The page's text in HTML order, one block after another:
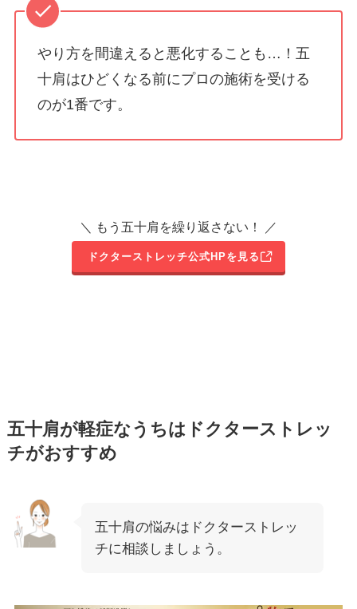
やり方を間違えると悪化することも…！五
十肩はひどくなる前にプロの施術を受ける
のが1番です。
＼ もう五十肩を繰り返さない！ ／
ドクターストレッチ公式HPを見る
五十肩が軽症なうちはドクターストレッ
チがおすすめ
五十肩の悩みはドクターストレッ
チに相談しましょう。